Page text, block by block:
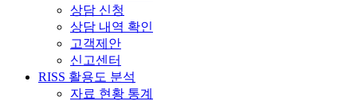
상담 신청
상담 내역 확인
고객제안
신고센터
RISS 활용도 분석
자료 현황 통계